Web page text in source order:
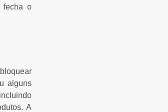
fecha o
alguns
A